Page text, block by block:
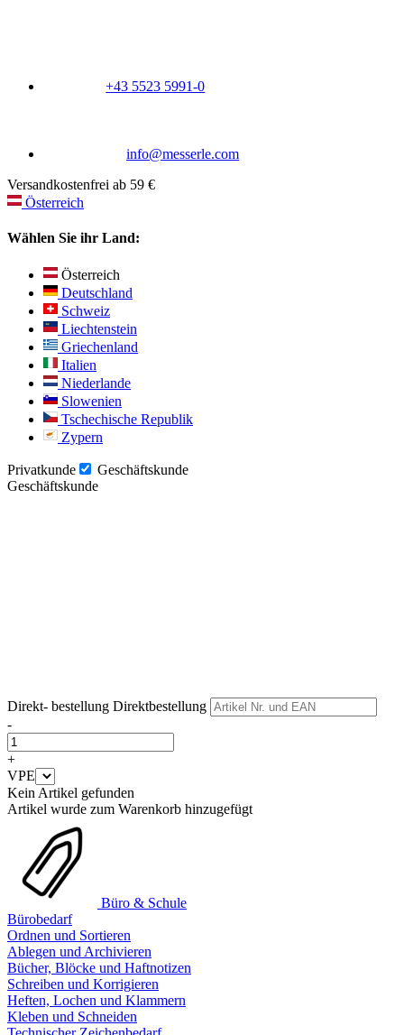
+43 5523 5991-0
info@messerle.com
Versandkostenfrei ab 59 €
Österreich
Wählen Sie ihr Land:
Österreich
Deutschland
Schweiz
Liechtenstein
Griechenland
Italien
Niederlande
Slowenien
Tschechische Republik
Zypern
Privatkunde
Geschäftskunde
Geschäftskunde
Direkt- bestellung Direktbestellung
-
+
VPE
Kein Artikel gefunden
Artikel wurde zum Warenkorb hinzugefügt
Büro & Schule
Bürobedarf
Ordnen und Sortieren
Ablegen und Archivieren
Bücher, Blöcke und Haftnotizen
Schreiben und Korrigieren
Heften, Lochen und Klammern
Kleben und Schneiden